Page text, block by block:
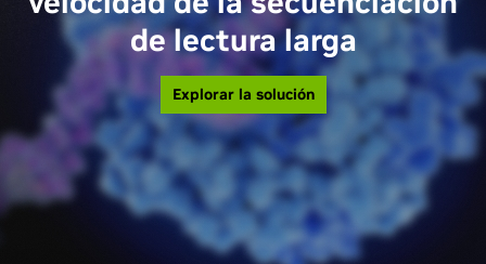
de lectura larga
Explorar la solución